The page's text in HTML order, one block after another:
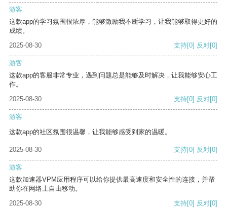
游客
这款app的学习氛围很浓厚，能够激励我不断学习，让我能够取得更好的
成绩。
2025-08-30
支持[0] 反对[0]
游客
这款app的客服非常专业，遇到问题总是能够及时解决，让我能够安心工
作。
2025-08-30
支持[0] 反对[0]
游客
这款app的社区氛围很温馨，让我能够感受到家的温暖。
2025-08-30 支持[0] 反对[0]
游客
这款加速器VPM应用程序可以给你提供最高速度和安全性的连接，并帮
助你在网络上自由移动。
2025-08-30
支持[0] 反对[0]